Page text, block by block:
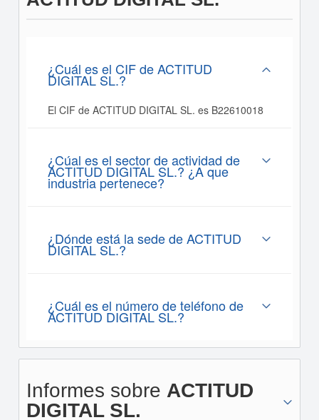
¿Cuál es el CIF de ACTITUD
DIGITAL SL.?
El CIF de ACTITUD DIGITAL SL. es B22610018
¿Cúal es el sector de actividad de
ACTITUD DIGITAL SL.? ¿A que
industria pertenece?
¿Dónde está la sede de ACTITUD
DIGITAL SL.?
¿Cuál es el número de teléfono de
ACTITUD DIGITAL SL.?
Informes sobre ACTITUD
DIGITAL SL.